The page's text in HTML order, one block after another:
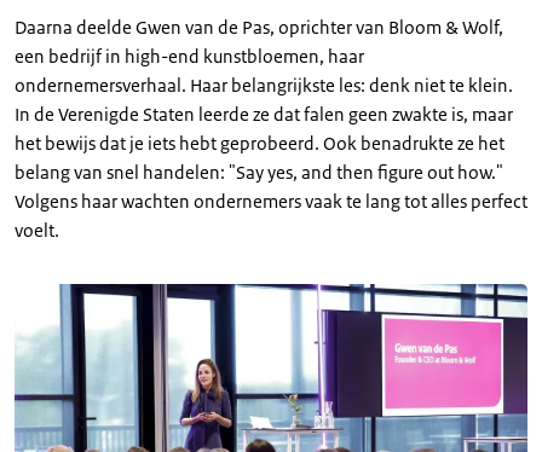
Daarna deelde Gwen van de Pas, oprichter van Bloom & Wolf,
een bedrijf in high-end kunstbloemen, haar
ondernemersverhaal. Haar belangrijkste les: denk niet te klein.
In de Verenigde Staten leerde ze dat falen geen zwakte is, maar
het bewijs dat je iets hebt geprobeerd. Ook benadrukte ze het
belang van snel handelen: "Say yes, and then figure out how."
Volgens haar wachten ondernemers vaak te lang tot alles perfect
voelt.